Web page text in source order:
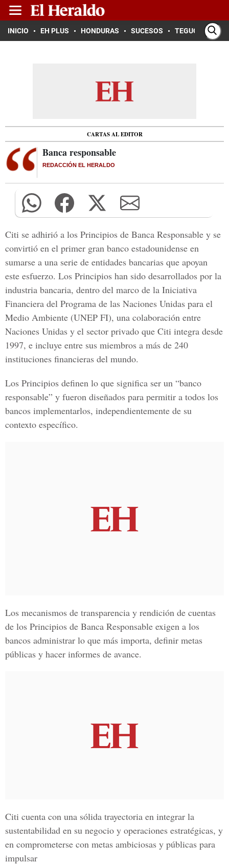
INICIO EH PLUS HONDURAS SUCESOS TEGUCIGALPA
CARTAS AL EDITOR
Banca responsable
REDACCIÓN EL HERALDO
Citi se adhirió a los Principios de Banca Responsable y se
convirtió en el primer gran banco estadounidense en
sumarse a una serie de entidades bancarias que apoyan
este esfuerzo. Los Principios han sido desarrollados por la
industria bancaria, dentro del marco de la Iniciativa
Financiera del Programa de las Naciones Unidas para el
Medio Ambiente (UNEP FI), una colaboración entre
Naciones Unidas y el sector privado que Citi integra desde
1997, e incluye entre sus miembros a más de 240
instituciones financieras del mundo.
Los Principios definen lo que significa ser un “banco
responsable” y fueron diseñados para permitir a todos los
bancos implementarlos, independientemente de su
contexto específico.
Los mecanismos de transparencia y rendición de cuentas
de los Principios de Banca Responsable exigen a los
bancos administrar lo que más importa, definir metas
públicas y hacer informes de avance.
Citi cuenta con una sólida trayectoria en integrar la
sustentabilidad en su negocio y operaciones estratégicas, y
en comprometerse con metas ambiciosas y públicas para
impulsar